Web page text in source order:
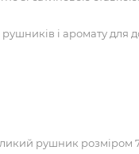
і аромату для
рушник розміром